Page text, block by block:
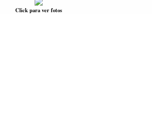
Click para ver fotos